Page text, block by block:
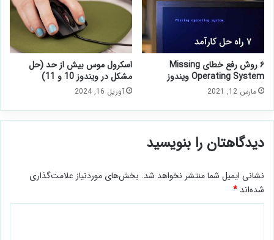
۶ روش رفع خطای Missing
Operating System ویندوز
مارس 12, 2021
اسکرول موس بیش از حد (حل
مشکل در ویندوز 10 و 11)
آوریل 16, 2024
دیدگاهتان را بنویسید
نشانی ایمیل شما منتشر نخواهد شد. بخش‌های موردنیاز علامت‌گذاری
شده‌اند *